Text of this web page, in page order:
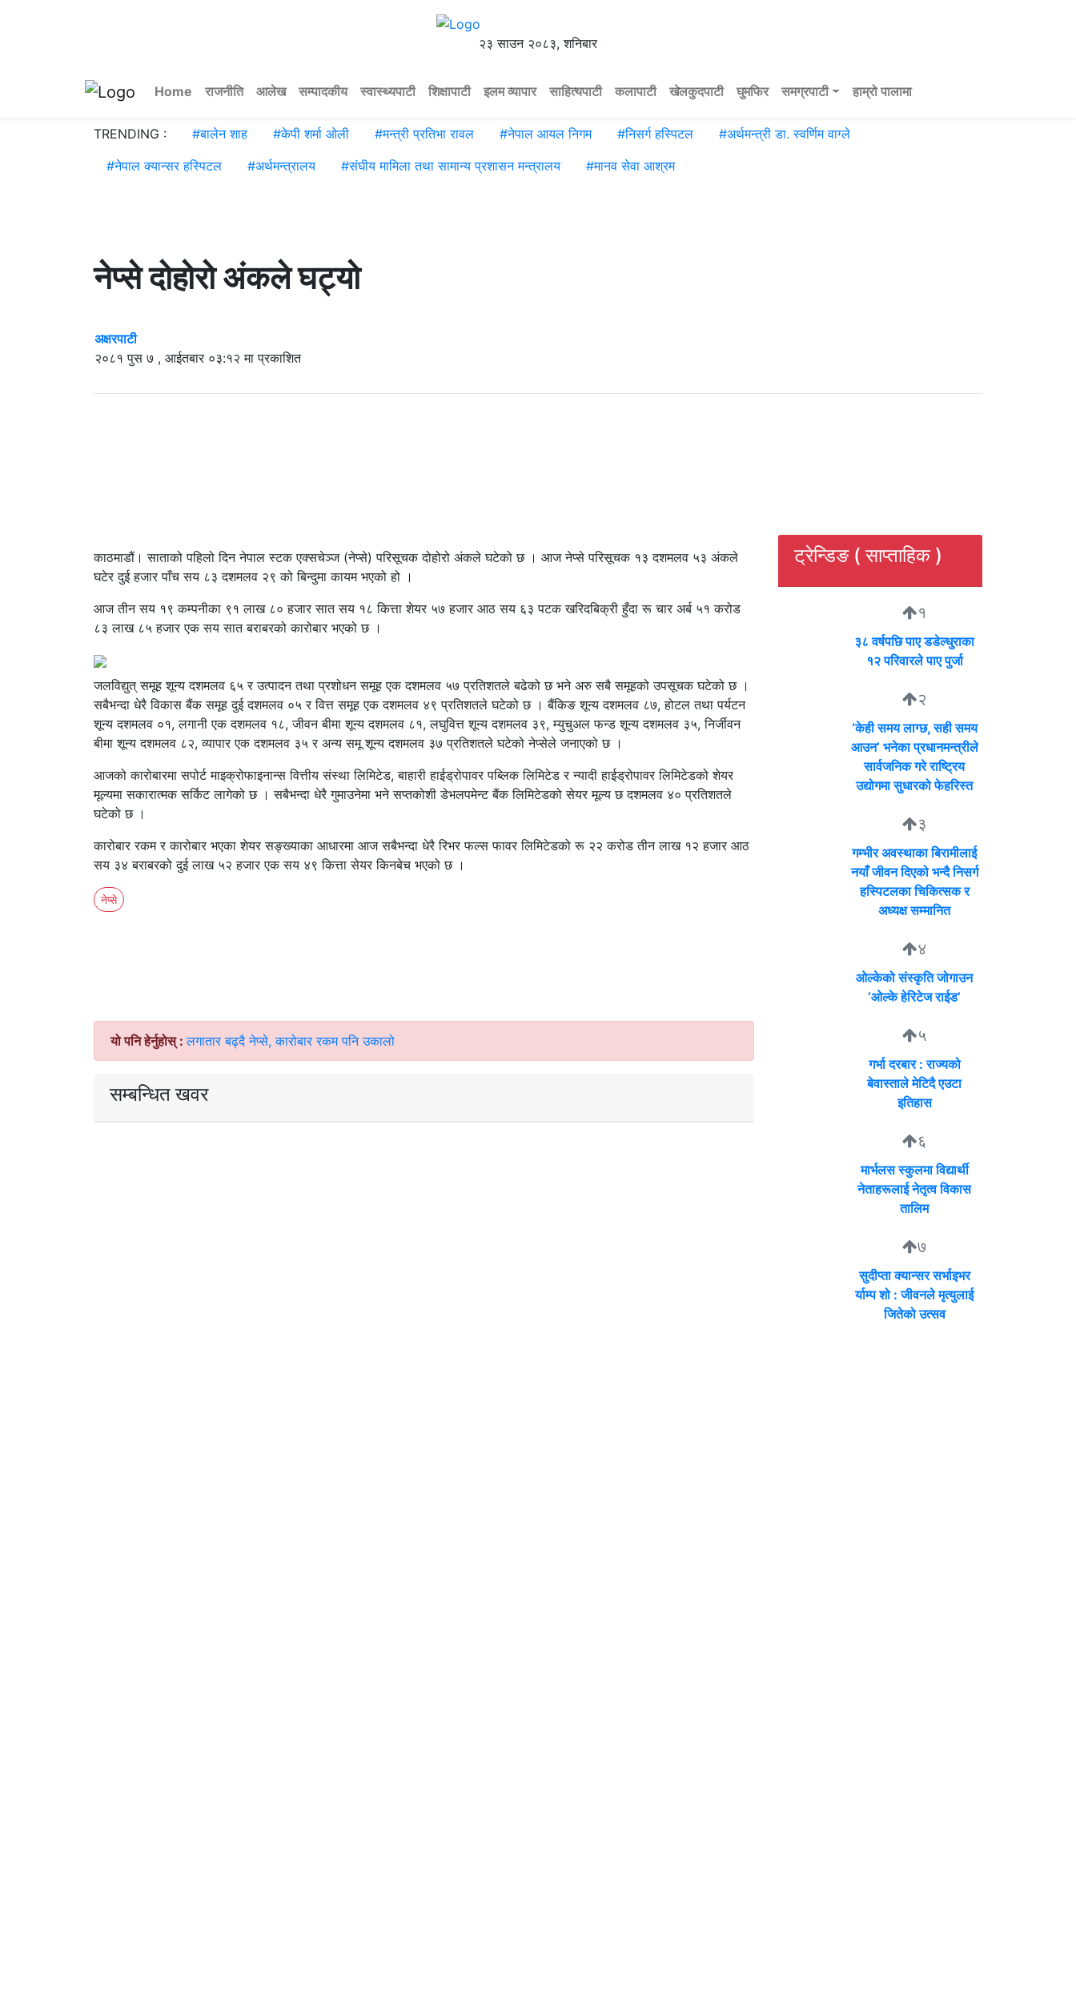
२३ साउन २०८३, शनिबार
Home राजनीति आलेख सम्पादकीय स्वास्थ्यपाटी शिक्षापाटी इलम व्यापार साहित्यपाटी कलापाटी खेलकुदपाटी घुमफिर समग्रपाटी हाम्रो पालामा
TRENDING : #बालेन शाह #केपी शर्मा ओली #मन्त्री प्रतिभा रावल #नेपाल आयल निगम #निसर्ग हस्पिटल #अर्थमन्त्री डा. स्वर्णिम वाग्ले
#नेपाल क्यान्सर हस्पिटल #अर्थमन्त्रालय #संघीय मामिला तथा सामान्य प्रशासन मन्त्रालय #मानव सेवा आश्रम
नेप्से दोहोरो अंकले घट्यो
अक्षरपाटी
२०८१ पुस ७ , आईतबार ०३:१२ मा प्रकाशित
काठमाडौं। साताको पहिलो दिन नेपाल स्टक एक्सचेञ्ज (नेप्से) परिसूचक दोहोरो अंकले घटेको छ । आज नेप्से परिसूचक १३ दशमलव ५३ अंकले
घटेर दुई हजार पाँच सय ८३ दशमलव २९ को बिन्दुमा कायम भएको हो ।
आज तीन सय १९ कम्पनीका ९१ लाख ८० हजार सात सय १८ कित्ता शेयर ५७ हजार आठ सय ६३ पटक खरिदबिक्री हुँदा रू चार अर्ब ५१ करोड
८३ लाख ८५ हजार एक सय सात बराबरको कारोबार भएको छ ।
जलविद्युत् समूह शून्य दशमलव ६५ र उत्पादन तथा प्रशोधन समूह एक दशमलव ५७ प्रतिशतले बढेको छ भने अरु सबै समूहको उपसूचक घटेको छ ।
सबैभन्दा धेरै विकास बैंक समूह दुई दशमलव ०५ र वित्त समूह एक दशमलव ४९ प्रतिशतले घटेको छ । बैंकिङ शून्य दशमलव ८७, होटल तथा पर्यटन
शून्य दशमलव ०१, लगानी एक दशमलव १८, जीवन बीमा शून्य दशमलव ८१, लघुवित्त शून्य दशमलव ३९, म्युचुअल फन्ड शून्य दशमलव ३५, निर्जीवन
बीमा शून्य दशमलव ८२, व्यापार एक दशमलव ३५ र अन्य समू शून्य दशमलव ३७ प्रतिशतले घटेको नेप्सेले जनाएको छ ।
आजको कारोबारमा सपोर्ट माइक्रोफाइनान्स वित्तीय संस्था लिमिटेड, बाहारी हाईड्रोपावर पब्लिक लिमिटेड र न्यादी हाईड्रोपावर लिमिटेडको शेयर
मूल्यमा सकारात्मक सर्किट लागेको छ । सबैभन्दा धेरै गुमाउनेमा भने सप्तकोशी डेभलपमेन्ट बैंक लिमिटेडको सेयर मूल्य छ दशमलव ४० प्रतिशतले
घटेको छ ।
कारोबार रकम र कारोबार भएका शेयर सङ्ख्याका आधारमा आज सबैभन्दा धेरै रिभर फल्स फावर लिमिटेडको रू २२ करोड तीन लाख १२ हजार आठ
सय ३४ बराबरको दुई लाख ५२ हजार एक सय ४९ कित्ता सेयर किनबेच भएको छ ।
नेप्से
यो पनि हेर्नुहोस् :लगातार बढ्दै नेप्से, कारोबार रकम पनि उकालो
सम्बन्धित खवर
ट्रेन्डिङ ( साप्ताहिक )
१
३८ वर्षपछि पाए डडेल्धुराका
१२ परिवारले पाए पुर्जा
२
‘केही समय लाग्छ, सही समय
आउन’ भनेका प्रधानमन्त्रीले
सार्वजनिक गरे राष्ट्रिय
उद्योगमा सुधारको फेहरिस्त
३
गम्भीर अवस्थाका बिरामीलाई
नयाँ जीवन दिएको भन्दै निसर्ग
हस्पिटलका चिकित्सक र
अध्यक्ष सम्मानित
४
ओल्केको संस्कृति जोगाउन
‘ओल्के हेरिटेज राईड’
५
गर्भा दरबार : राज्यको
बेवास्ताले मेटिदै एउटा
इतिहास
६
मार्भलस स्कुलमा विद्यार्थी
नेताहरूलाई नेतृत्व विकास
तालिम
७
सुदीप्ता क्यान्सर सर्भाइभर
र्याम्प शो : जीवनले मृत्युलाई
जितेको उत्सव